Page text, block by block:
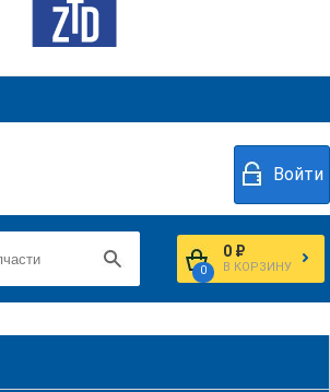
Войти
0
0 ₽
В КОРЗИНУ